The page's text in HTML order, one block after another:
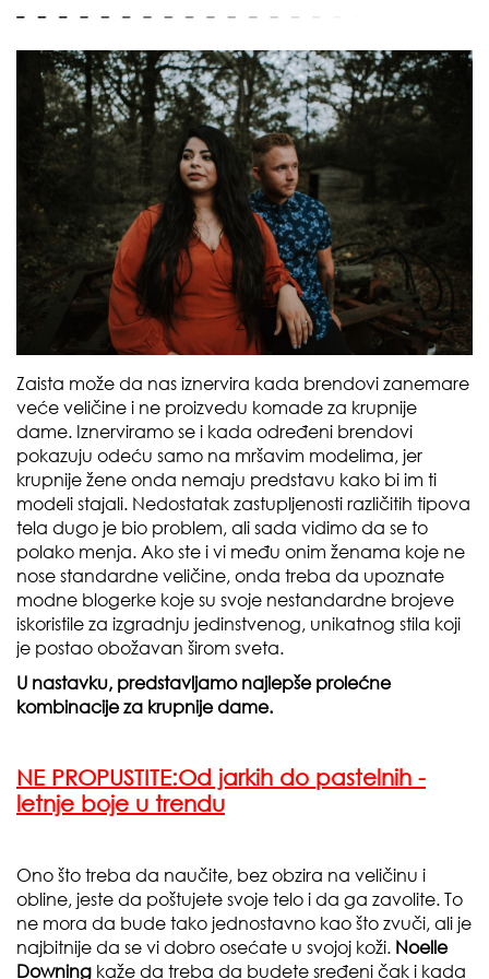
Zaista može da nas iznervira kada brendovi zanemare
veće veličine i ne proizvedu komade za krupnije
dame. Iznerviramo se i kada određeni brendovi
pokazuju odeću samo na mršavim modelima, jer
krupnije žene onda nemaju predstavu kako bi im ti
modeli stajali. Nedostatak zastupljenosti različitih tipova
tela dugo je bio problem, ali sada vidimo da se to
polako menja. Ako ste i vi među onim ženama koje ne
nose standardne veličine, onda treba da upoznate
modne blogerke koje su svoje nestandardne brojeve
iskoristile za izgradnju jedinstvenog, unikatnog stila koji
je postao obožavan širom sveta.
U nastavku, predstavljamo najlepše prolećne
kombinacije za krupnije dame.
NE PROPUSTITE:Od jarkih do pastelnih -
letnje boje u trendu
Ono što treba da naučite, bez obzira na veličinu i
obline, jeste da poštujete svoje telo i da ga zavolite. To
ne mora da bude tako jednostavno kao što zvuči, ali je
najbitnije da se vi dobro osećate u svojoj koži. Noelle
Downing kaže da treba da budete sređeni čak i kada